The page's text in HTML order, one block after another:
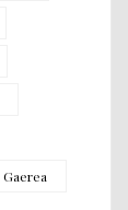
Gaerea